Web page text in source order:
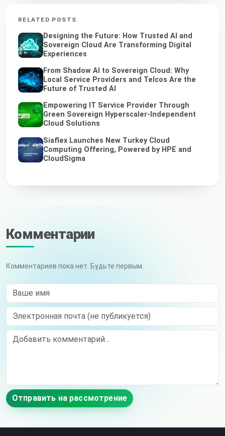
RELATED POSTS
Designing the Future: How Trusted AI and
Sovereign Cloud Are Transforming Digital
Experiences
From Shadow AI to Sovereign Cloud: Why
Local Service Providers and Telcos Are the
Future of Trusted AI
Empowering IT Service Provider Through
Green Sovereign Hyperscaler-Independent
Cloud Solutions
Siaflex Launches New Turkey Cloud
Computing Offering, Powered by HPE and
CloudSigma
Комментарии
Комментариев пока нет. Будьте первым.
Ваше имя
Электронная почта (не публикуется)
Comment
Отправить на рассмотрение